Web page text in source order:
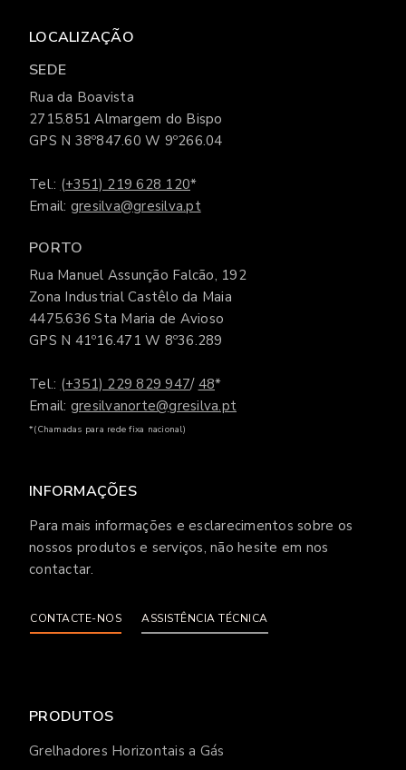
LOCALIZAÇÃO
SEDE
Rua da Boavista
2715.851 Almargem do Bispo
GPS N 38º847.60 W 9º266.04
Tel.: (+351) 219 628 120*
Email: gresilva@gresilva.pt
PORTO
Rua Manuel Assunção Falcão, 192
Zona Industrial Castêlo da Maia
4475.636 Sta Maria de Avioso
GPS N 41º16.471 W 8º36.289
Tel.: (+351) 229 829 947/ 48*
Email: gresilvanorte@gresilva.pt
*(Chamadas para rede fixa nacional)
INFORMAÇÕES
Para mais informações e esclarecimentos sobre os
nossos produtos e serviços, não hesite em nos
contactar.
CONTACTE-NOS ASSISTÊNCIA TÉCNICA
PRODUTOS
Grelhadores Horizontais a Gás